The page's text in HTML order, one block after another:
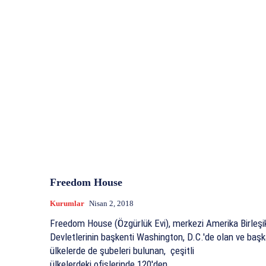
Freedom House
Kurumlar Nisan 2, 2018
Freedom House (Özgürlük Evi), merkezi Amerika
Devletlerinin başkenti Washington, D.C.'de olan ve
ülkelerde de şubeleri bulunan, çeşitli